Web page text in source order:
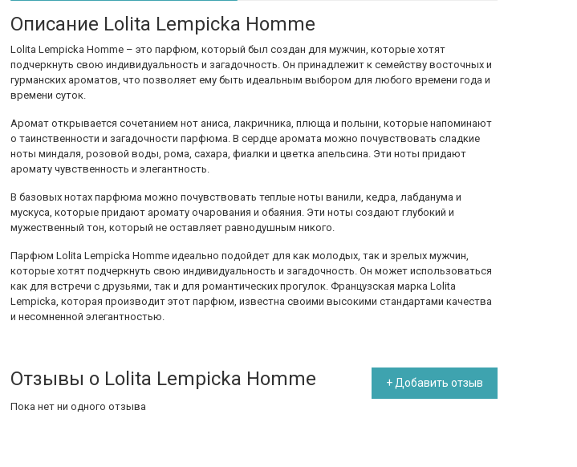
Описание Lolita Lempicka Homme
Lolita Lempicka Homme – это парфюм, который был создан для мужчин, которые хотят
подчеркнуть свою индивидуальность и загадочность. Он принадлежит к семейству восточных и
гурманских ароматов, что позволяет ему быть идеальным выбором для любого времени года и
времени суток.
Аромат открывается сочетанием нот аниса, лакричника, плюща и полыни, которые напоминают
о таинственности и загадочности парфюма. В сердце аромата можно почувствовать сладкие
ноты миндаля, розовой воды, рома, сахара, фиалки и цветка апельсина. Эти ноты придают
аромату чувственность и элегантность.
В базовых нотах парфюма можно почувствовать теплые ноты ванили, кедра, лабданума и
мускуса, которые придают аромату очарования и обаяния. Эти ноты создают глубокий и
мужественный тон, который не оставляет равнодушным никого.
Парфюм Lolita Lempicka Homme идеально подойдет для как молодых, так и зрелых мужчин,
которые хотят подчеркнуть свою индивидуальность и загадочность. Он может использоваться
как для встречи с друзьями, так и для романтических прогулок. Французская марка Lolita
Lempicka, которая производит этот парфюм, известна своими высокими стандартами качества
и несомненной элегантностью.
Отзывы о Lolita Lempicka Homme + Добавить отзыв
Пока нет ни одного отзыва